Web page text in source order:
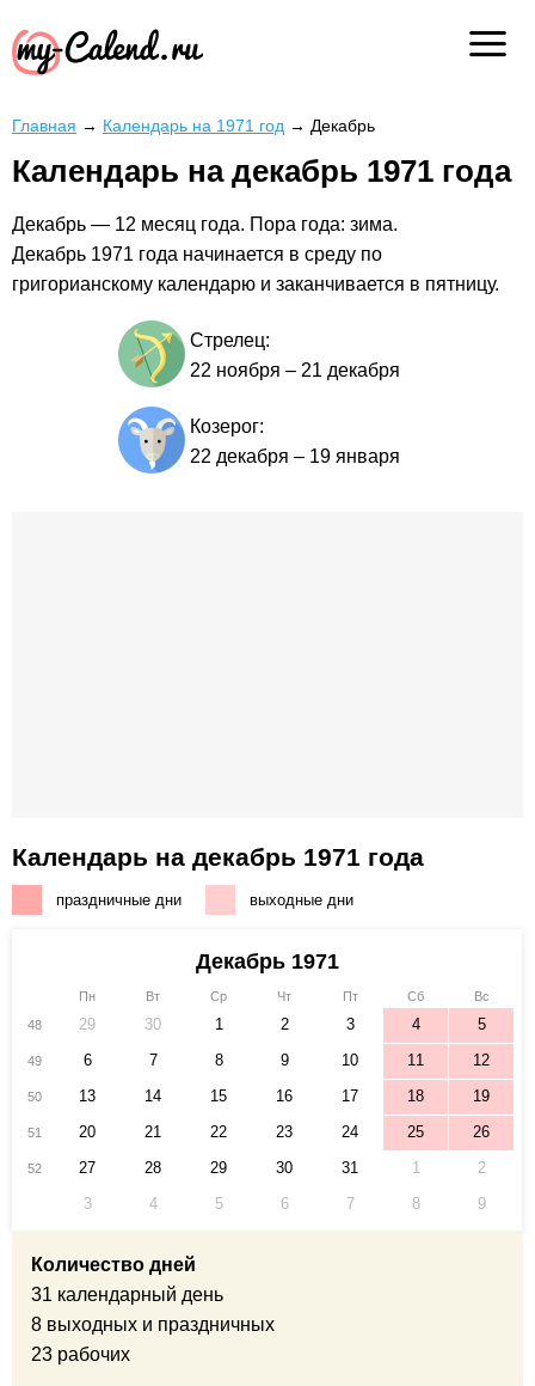
Главная → Календарь на 1971 год → Декабрь
Календарь на декабрь 1971 года
Декабрь — 12 месяц года. Пора года: зима.
Декабрь 1971 года начинается в среду по
григорианскому календарю и заканчивается в пятницу.
Стрелец:
22 ноября – 21 декабря
Козерог:
22 декабря – 19 января
Календарь на декабрь 1971 года
праздничные дни выходные дни
Декабрь 1971
Пн Вт Ср Чт Пт Сб
Вс
48
29 30 1 2 3 4 5
49 6 7 8 9 10 11 12
50 13 14 15 16 17 18 19
51 20 21 22 23 24 25 26
52 27 28 29 30 31 1
2
3
4 5 6 7 8 9
Количество дней
31 календарный день
8 выходных и праздничных
23 рабочих